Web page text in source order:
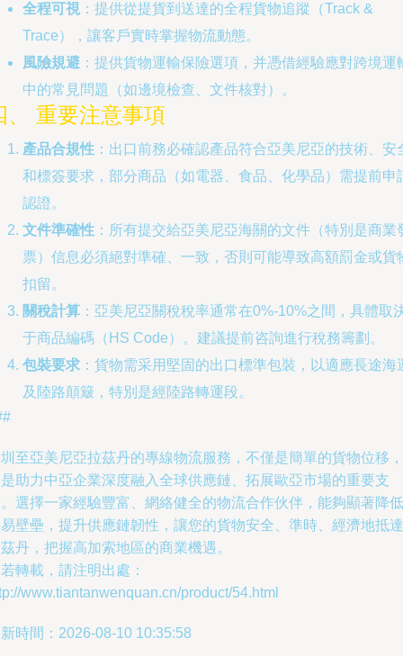
全程可視 ：提供從提貨到送達的全程貨物追蹤（Track &
Trace），讓客戶實時掌握物流動態。
風險規避 ：提供貨物運輸保險選項，并憑借經驗應對跨境運
中的常見問題（如邊境檢查、文件核對）。
、 重要注意事項
產品合規性 ：出口前務必確認產品符合亞美尼亞的技術、安
和標簽要求，部分商品（如電器、食品、化學品）需提前申
認證。
文件準確性 ：所有提交給亞美尼亞海關的文件（特別是商業
票）信息必須絕對準確、一致，否則可能導致高額罰金或貨
扣留。
關稅計算 ：亞美尼亞關稅稅率通常在0%-10%之間，具體取
于商品編碼（HS Code）。建議提前咨詢進行稅務籌劃。
包裝要求 ：貨物需采用堅固的出口標準包裝，以適應長途海
及陸路顛簸，特別是經陸路轉運段。
至亞美尼亞拉茲丹的專線物流服務，不僅是簡單的貨物位移，
助力中亞企業深度融入全球供應鏈、拓展歐亞市場的重要支
選擇一家經驗豐富、網絡健全的物流合作伙伴，能夠顯著降低
壁壘，提升供應鏈韌性，讓您的貨物安全、準時、經濟地抵達
丹，把握高加索地區的商業機遇。
轉載，請注明出處：
www.tiantanwenquan.cn/product/54.html
時間：2026-08-10 10:35:58